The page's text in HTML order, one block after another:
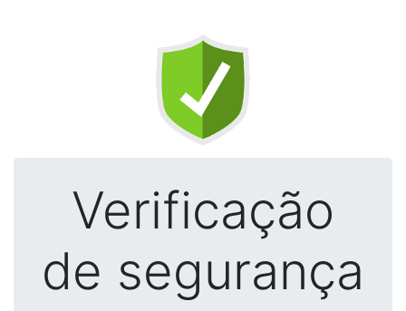
Verificação
de segurança